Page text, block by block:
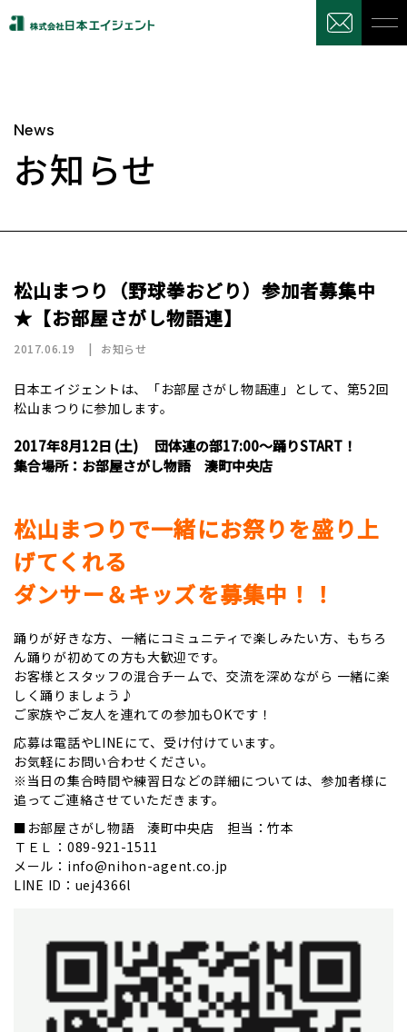
News
お知らせ
松山まつり（野球拳おどり）参加者募集中
★【お部屋さがし物語連】
2017.06.19 お知らせ
日本エイジェントは、「お部屋さがし物語連」として、第52回
松山まつりに参加します。
2017年8月12日 (土) 団体連の部17:00～踊りSTART！
集合場所：お部屋さがし物語 湊町中央店
松山まつりで一緒にお祭りを盛り上
げてくれる
ダンサー＆キッズを募集中！！
踊りが好きな方、一緒にコミュニティで楽しみたい方、もちろ
ん踊りが初めての方も大歓迎です。
お客様とスタッフの混合チームで、交流を深めながら 一緒に楽
しく踊りましょう♪
ご家族やご友人を連れての参加もOKです！
応募は電話やLINEにて、受け付けています。
お気軽にお問い合わせください。
※当日の集合時間や練習日などの詳細については、参加者様に
追ってご連絡させていただきます。
■お部屋さがし物語 湊町中央店 担当：竹本
ＴＥＬ：089-921-1511
メール：info@nihon-agent.co.jp
LINE ID：uej4366l